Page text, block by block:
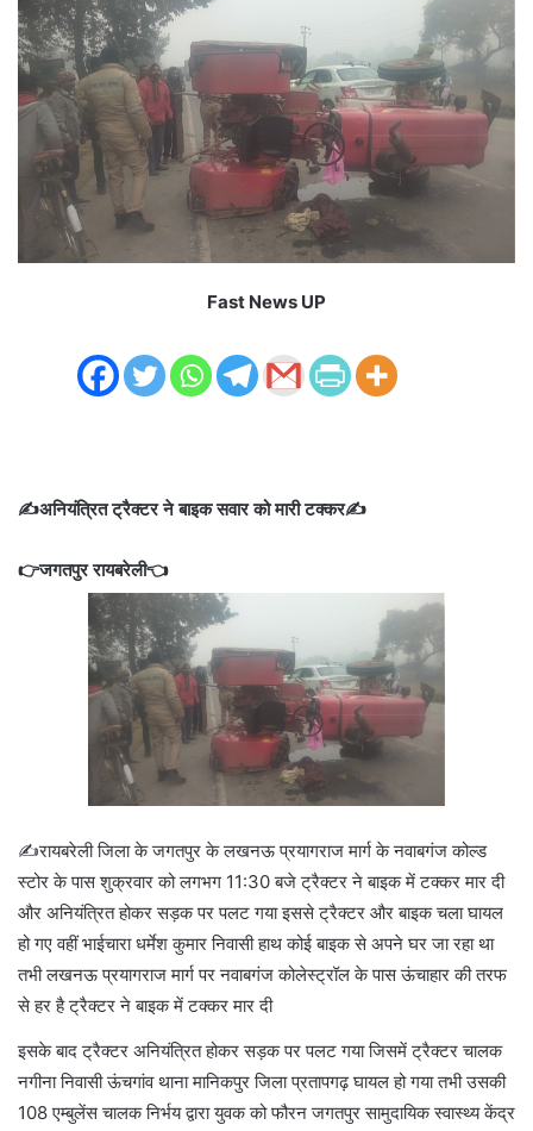
Fast News UP
✍️अनियंत्रित ट्रैक्टर ने बाइक सवार को मारी टक्कर✍️
👉जगतपुर रायबरेली👈
✍️रायबरेली जिला के जगतपुर के लखनऊ प्रयागराज मार्ग के नवाबगंज कोल्ड
स्टोर के पास शुक्रवार को लगभग 11:30 बजे ट्रैक्टर ने बाइक में टक्कर मार दी
और अनियंत्रित होकर सड़क पर पलट गया इससे ट्रैक्टर और बाइक चला घायल
हो गए वहीं भाईचारा धर्मेश कुमार निवासी हाथ कोई बाइक से अपने घर जा रहा था
तभी लखनऊ प्रयागराज मार्ग पर नवाबगंज कोलेस्ट्रॉल के पास ऊंचाहार की तरफ
से हर है ट्रैक्टर ने बाइक में टक्कर मार दी
इसके बाद ट्रैक्टर अनियंत्रित होकर सड़क पर पलट गया जिसमें ट्रैक्टर चालक
नगीना निवासी ऊंचगांव थाना मानिकपुर जिला प्रतापगढ़ घायल हो गया तभी उसकी
108 एम्बुलेंस चालक निर्भय द्वारा युवक को फौरन जगतपुर सामुदायिक स्वास्थ्य केंद्र